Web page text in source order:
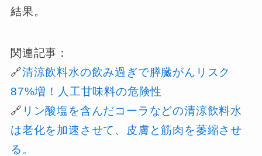
結果。
関連記事：
🔗清涼飲料水の飲み過ぎで膵臓がんリスク
87%増！人工甘味料の危険性
🔗 リン酸塩を含んだコーラなどの清涼飲料水
は老化を加速させて、皮膚と筋肉を萎縮させ
る。